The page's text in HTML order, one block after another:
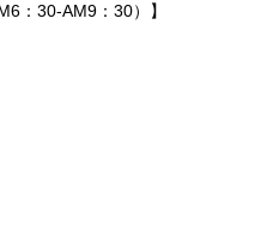
：30-AM9：30）】
ン